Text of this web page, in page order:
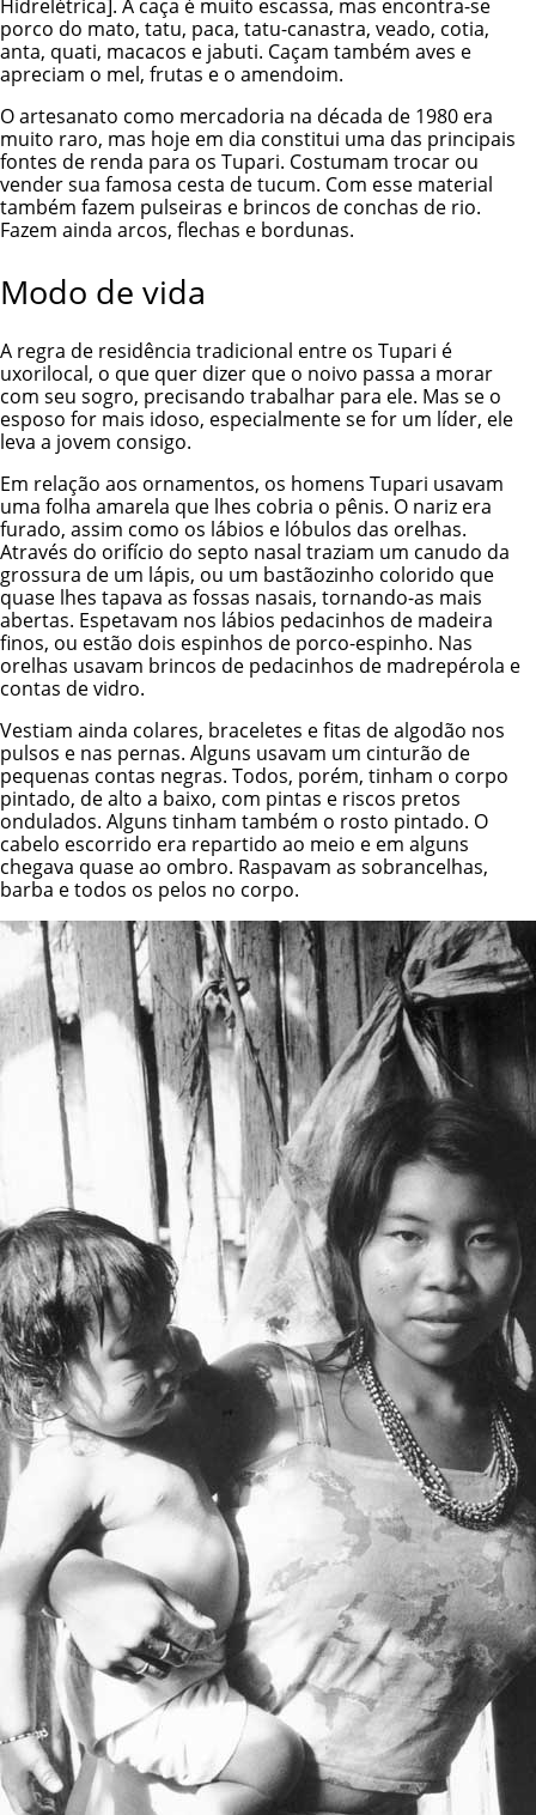
Hidrelétrica]. A caça é muito escassa, mas encontra-se
porco do mato, tatu, paca, tatu-canastra, veado, cotia,
anta, quati, macacos e jabuti. Caçam também aves e
apreciam o mel, frutas e o amendoim.
O artesanato como mercadoria na década de 1980 era
muito raro, mas hoje em dia constitui uma das principais
fontes de renda para os Tupari. Costumam trocar ou
vender sua famosa cesta de tucum. Com esse material
também fazem pulseiras e brincos de conchas de rio.
Fazem ainda arcos, flechas e bordunas.
Modo de vida
A regra de residência tradicional entre os Tupari é
uxorilocal, o que quer dizer que o noivo passa a morar
com seu sogro, precisando trabalhar para ele. Mas se o
esposo for mais idoso, especialmente se for um líder, ele
leva a jovem consigo.
Em relação aos ornamentos, os homens Tupari usavam
uma folha amarela que lhes cobria o pênis. O nariz era
furado, assim como os lábios e lóbulos das orelhas.
Através do orifício do septo nasal traziam um canudo da
grossura de um lápis, ou um bastãozinho colorido que
quase lhes tapava as fossas nasais, tornando-as mais
abertas. Espetavam nos lábios pedacinhos de madeira
finos, ou estão dois espinhos de porco-espinho. Nas
orelhas usavam brincos de pedacinhos de madrepérola e
contas de vidro.
Vestiam ainda colares, braceletes e fitas de algodão nos
pulsos e nas pernas. Alguns usavam um cinturão de
pequenas contas negras. Todos, porém, tinham o corpo
pintado, de alto a baixo, com pintas e riscos pretos
ondulados. Alguns tinham também o rosto pintado. O
cabelo escorrido era repartido ao meio e em alguns
chegava quase ao ombro. Raspavam as sobrancelhas,
barba e todos os pelos no corpo.